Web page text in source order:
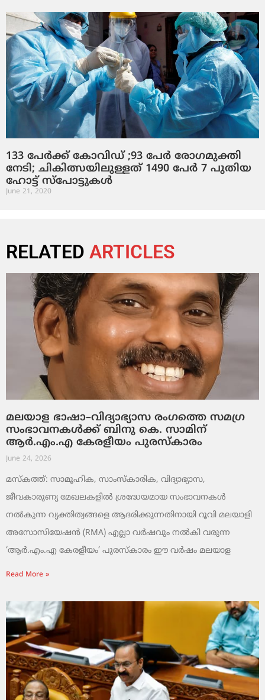
133 പേര്‍ക്ക് കോവിഡ് ;93 പേര്‍ രോഗമുക്തി
നേടി; ചികിത്സയിലുള്ളത് 1490 പേര്‍ 7 പുതിയ
ഹോട്ട് സ്പോട്ടുകൾ
June 21, 2020
RELATED ARTICLES
മലയാള ഭാഷാ–വിദ്യാഭ്യാസ രംഗത്തെ സമഗ്ര
സംഭാവനകൾക്ക് ബിനു കെ. സാമിന്
ആർ.എം.എ കേരളീയം പുരസ്‌കാരം
June 24, 2026
മസ്കത്ത്: സാമൂഹിക, സാംസ്‌കാരിക, വിദ്യാഭ്യാസ,
ജീവകാരുണ്യ മേഖലകളിൽ ശ്രദ്ധേയമായ സംഭാവനകൾ
നൽകുന്ന വ്യക്തിത്വങ്ങളെ ആദരിക്കുന്നതിനായി റൂവി മലയാളി
അസോസിയേഷൻ (RMA) എല്ലാ വർഷവും നൽകി വരുന്ന
‘ആർ.എം.എ കേരളീയം’ പുരസ്‌കാരം ഈ വർഷം മലയാള
Read More »